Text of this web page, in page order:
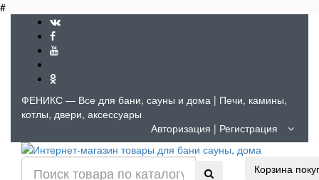
#
ФЕНИКС — Все для бани, сауны и дома | Печи, камины,
котлы, двери, аксессуары
Авторизация | Регистрация
Корзина